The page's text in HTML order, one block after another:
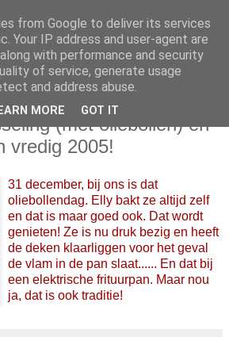
(met oliebollen) en
vredig 2005!
31 december, bij ons is dat
oliebollendag. Elly bakt ze altijd zelf
en dat is maar goed ook. Dat wordt
genieten! Ze is nu druk bezig en heeft
de deken klaarliggen voor het geval
de vlam in de pan slaat...... En dat bij
een elektrische frituurpan. Maar nou
ja, dat is ook traditie!
from Google to deliver its services
Your IP address and user-agent are
with performance and security
of service, generate usage
and address abuse.
MORE GOT IT